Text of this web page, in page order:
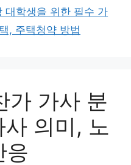
대학생을 위한 필수 가
, 주택청약 방법
가 가사 분
의미, 노
응